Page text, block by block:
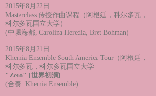
2015年8月22日
Masterclass 传授作曲课程（阿根廷，科尔多瓦，
科尔多瓦国立大学）
(中堀海都, Carolina Heredia, Bret Bohman)
2015年8月21日
Khemia Ensemble South America Tour（阿根廷，
科尔多瓦，科尔多瓦国立大学
"Zero" [世界初演]
(合奏: Khemia Ensemble)